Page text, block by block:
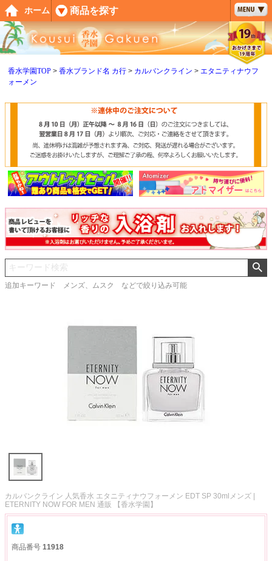
香水学園TOP 香水ブランド名 カ行 カルバンクライン
エタニティナウフ
ォーメン
追加キーワード メンズ、ムスク などで絞り込み可能
カルバンクライン 人気香水 エタニティナウフォーメン EDT SP 30mlメンズ |
ETERNITY NOW FOR MEN 通販 【香水学園】
商品番号 11918
ペー
ジト
ップ
へ
ホーム 商品を探す